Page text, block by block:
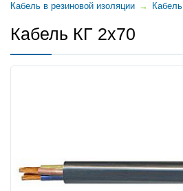
Кабель в резиновой изоляции →
Кабель КГ 2x70